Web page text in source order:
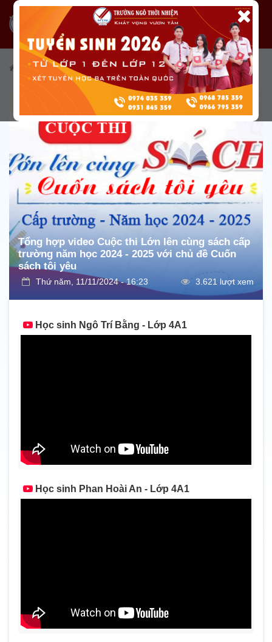
Tài nguyên/Truyền thông
Tổng hợp video Cuộc thi Lớn lên cùng sách cấp
trường năm học 2024 - 2025 với chủ đề Cuốn
sách tôi yêu
Thứ năm, 11/11/2024 - 16:23 3.621 lượt xem
Học sinh Ngô Trí Bằng - Lớp 4A1
Học sinh Phan Hoài An - Lớp 4A1